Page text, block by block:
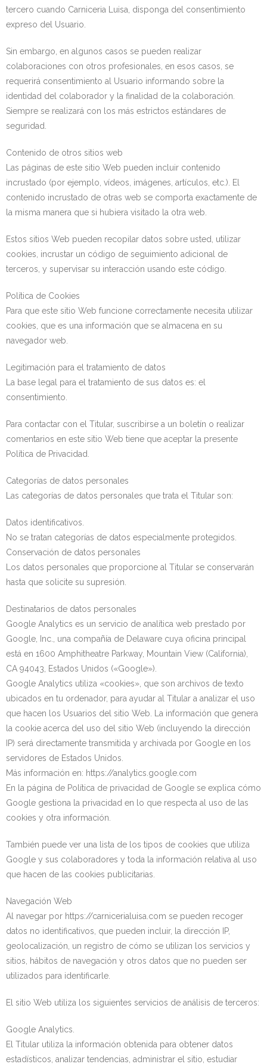
tercero cuando Carniceria Luisa, disponga del consentimiento
expreso del Usuario.
Sin embargo, en algunos casos se pueden realizar
colaboraciones con otros profesionales, en esos casos, se
requerirá consentimiento al Usuario informando sobre la
identidad del colaborador y la finalidad de la colaboración.
Siempre se realizará con los más estrictos estándares de
seguridad.
Contenido de otros sitios web
Las páginas de este sitio Web pueden incluir contenido
incrustado (por ejemplo, vídeos, imágenes, artículos, etc.). El
contenido incrustado de otras web se comporta exactamente de
la misma manera que si hubiera visitado la otra web.
Estos sitios Web pueden recopilar datos sobre usted, utilizar
cookies, incrustar un código de seguimiento adicional de
terceros, y supervisar su interacción usando este código.
Política de Cookies
Para que este sitio Web funcione correctamente necesita utilizar
cookies, que es una información que se almacena en su
navegador web.
Legitimación para el tratamiento de datos
La base legal para el tratamiento de sus datos es: el
consentimiento.
Para contactar con el Titular, suscribirse a un boletín o realizar
comentarios en este sitio Web tiene que aceptar la presente
Política de Privacidad.
Categorías de datos personales
Las categorías de datos personales que trata el Titular son:
Datos identificativos.
No se tratan categorías de datos especialmente protegidos.
Conservación de datos personales
Los datos personales que proporcione al Titular se conservarán
hasta que solicite su supresión.
Destinatarios de datos personales
Google Analytics es un servicio de analítica web prestado por
Google, Inc., una compañía de Delaware cuya oficina principal
está en 1600 Amphitheatre Parkway, Mountain View (California),
CA 94043, Estados Unidos («Google»).
Google Analytics utiliza «cookies», que son archivos de texto
ubicados en tu ordenador, para ayudar al Titular a analizar el uso
que hacen los Usuarios del sitio Web. La información que genera
la cookie acerca del uso del sitio Web (incluyendo la dirección
IP) será directamente transmitida y archivada por Google en los
servidores de Estados Unidos.
Más información en: https://analytics.google.com
En la página de Política de privacidad de Google se explica cómo
Google gestiona la privacidad en lo que respecta al uso de las
cookies y otra información.
También puede ver una lista de los tipos de cookies que utiliza
Google y sus colaboradores y toda la información relativa al uso
que hacen de las cookies publicitarias.
Navegación Web
Al navegar por https://carnicerialuisa.com se pueden recoger
datos no identificativos, que pueden incluir, la dirección IP,
geolocalización, un registro de cómo se utilizan los servicios y
sitios, hábitos de navegación y otros datos que no pueden ser
utilizados para identificarle.
El sitio Web utiliza los siguientes servicios de análisis de terceros:
Google Analytics.
El Titular utiliza la información obtenida para obtener datos
estadísticos, analizar tendencias, administrar el sitio, estudiar